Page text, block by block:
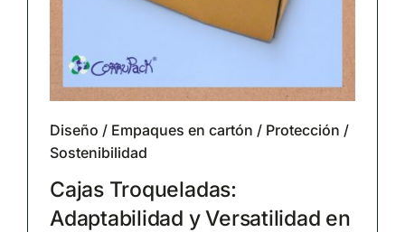
Diseño / Empaques en cartón / Protección /
Sostenibilidad
Cajas Troqueladas:
Adaptabilidad y Versatilidad en